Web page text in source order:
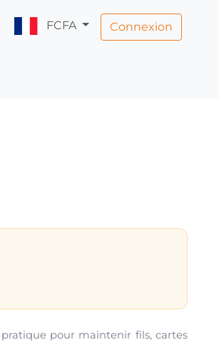
FCFA Connexion
pour maintenir fils, cartes